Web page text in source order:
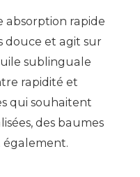
absorption rapide
douce et agit sur
sublinguale
rapidité et
qui souhaitent
des baumes
également.